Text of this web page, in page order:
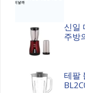
신일
주방
테팔